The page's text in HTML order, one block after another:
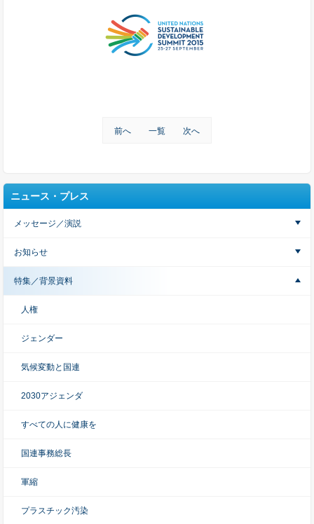
前へ 一覧 次へ
ニュース・プレス
メッセージ／演説
お知らせ
特集／背景資料
人権
ジェンダー
気候変動と国連
2030アジェンダ
すべての人に健康を
国連事務総長
軍縮
プラスチック汚染